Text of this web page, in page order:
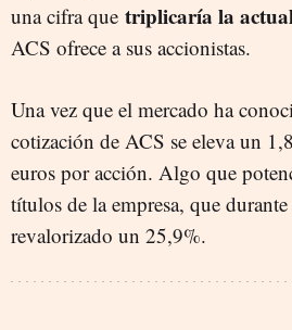
una cifra que triplicaría la
ACS ofrece a sus accionistas.
Una vez que el mercado ha
cotización de ACS se eleva un
euros por acción. Algo que
títulos de la empresa, que
revalorizado un 25,9%.